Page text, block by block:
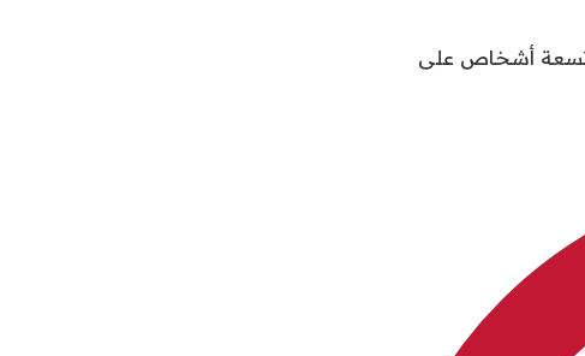
تسعة أشخاص على